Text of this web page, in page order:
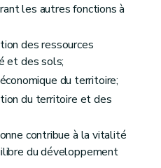
personnel pour les systèmes de qualité européens et pour la qualité différenciée
à caractère personnel relatives à l'aménagement foncier et à la politique foncière
les autres fonctions à
des ressources
et des sols;
du territoire;
du territoire et des
contribue à la vitalité
du développement